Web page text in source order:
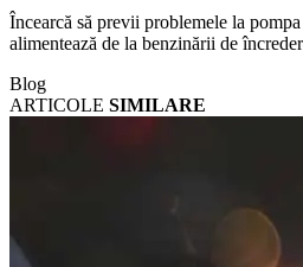
Încearcă să previi problemele la
alimentează de la benzinării de
Blog
ARTICOLE SIMILARE